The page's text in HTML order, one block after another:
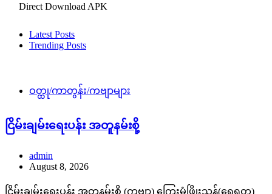
Direct Download APK
Latest Posts
Trending Posts
ဝတ္ထု/ကာတွန်း/ကဗျာများ
ငြိမ်းချမ်းရေးပန်း အတူနမ်းစို့
admin
August 8, 2026
ငြိမ်းချမ်းရေးပန်း အတူနမ်းစို့ (ကဗျာ) ကြေးမုံဖြိုးသန့်(ရွှေရတု)